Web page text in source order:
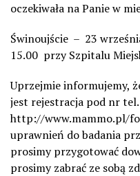
oczekiwała na Panie w
Świnoujście – 23
15.00 przy Szpitalu
Uprzejmie informujemy,
jest rejestracja pod nr
http://www.mammo.pl/
uprawnień do badania
prosimy przygotować
prosimy zabrać ze sobą